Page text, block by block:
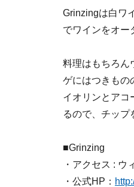
Grinzingは白ワ
でワインをオー
料理はもちろん
ゲにはつきもの
イオリンとアコ
るので、チップ
■Grinzing
・アクセス : ウ
・公式HP：